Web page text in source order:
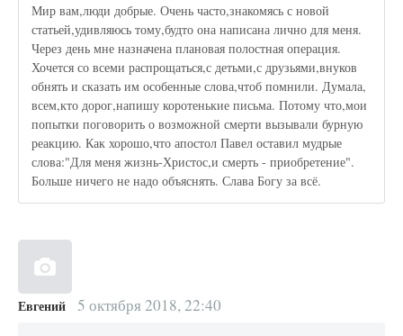
Мир вам,люди добрые. Очень часто,знакомясь с новой
статьей,удивляюсь тому,будто она написана лично для меня.
Через день мне назначена плановая полостная операция.
Хочется со всеми распрощаться,с детьми,с друзьями,внуков
обнять и сказать им особенные слова,чтоб помнили. Думала,
всем,кто дорог,напишу коротенькие письма. Потому что,мои
попытки поговорить о возможной смерти вызывали бурную
реакцию. Как хорошо,что апостол Павел оставил мудрые
слова:"Для меня жизнь-Христос,и смерть - приобретение".
Больше ничего не надо объяснять. Слава Богу за всё.
Евгений 5 октября 2018, 22:40